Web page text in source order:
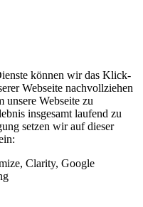
können wir das Klick-
Webseite nachvollziehen
unsere Webseite zu
insgesamt laufend zu
setzen wir auf dieser
Clarity, Google